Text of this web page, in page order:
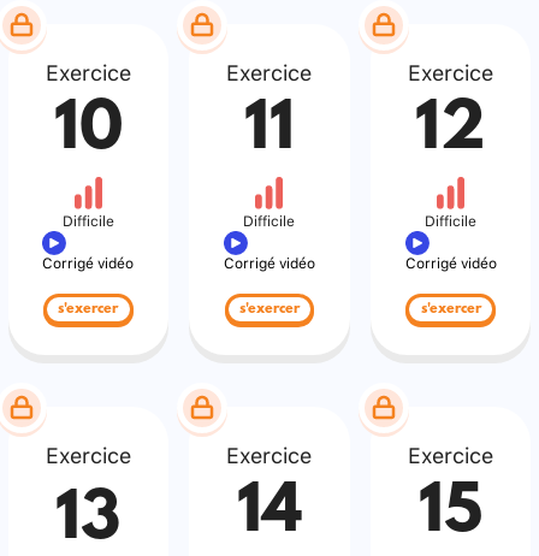
Exercice
10
Difficile
Corrigé vidéo
s'exercer
Exercice
11
Difficile
Corrigé vidéo
s'exercer
Exercice
12
Difficile
Corrigé vidéo
s'exercer
Exercice
13
Exercice
14
Exercice
15